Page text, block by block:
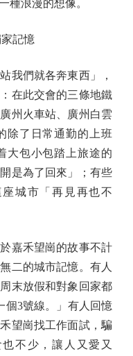
種浪漫的想像。
記憶
們就各奔東西」，
在此交會的三條地鐵
州火車站、廣州白雲
除了日常通勤的上班
大包小包踏上旅途的
是為了回來」；有些
城市「再見再也不
嘉禾望崗的故事不計
二的城市記憶。有人
末放假和對象回家都
個3號線。」有人回憶
望崗找工作面試，騙
不少，讓人又愛又